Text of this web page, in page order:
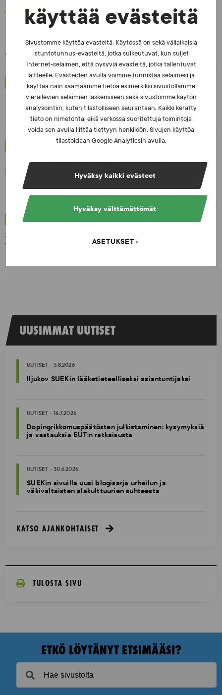
käyttää evästeitä
Sivustomme käyttää evästeitä. Käytössä on sekä väliaikaisia
istuntotunnus-evästeitä, jotka sulkeutuvat, kun suljet
Internet-selaimen, että pysyviä evästeitä, jotka tallentuvat
laitteelle. Evästeiden avulla voimme tunnistaa selaimesi ja
käyttää näin saamaamme tietoa esimerkiksi sivustollamme
vierailevien selaimien laskemiseen sekä sivustomme käytön
analysointiin, kuten tilastolliseen seurantaan. Kaikki kerätty
tieto on nimetöntä, eikä verkossa suoritettuja toimintoja
voida sen avulla liittää tiettyyn henkilöön. Sivujen käyttöä
tilastoidaan Google Analyticsin avulla.
Hyväksy kaikki evästeet
Hyväksy välttämättömät
ASETUKSET
Aiheeseen liittyvää:
UUTISET - 5.8.2026
Iljukov SUEKin lääketieteelliseksi asiantuntijaksi
Dopingrikkomuspäätösten julkistaminen:
kysymyksiä ja vastauksia EUT:n ratkaisusta
UUTISET - 30.6.2026
SUEKin sivuilla uusi blogisarja urheilun ja
väkivaltaisten alakulttuurien suhteesta
UUSIMMAT UUTISET
UUTISET - 5.8.2026
Iljukov SUEKin lääketieteelliseksi asiantuntijaksi
UUTISET - 16.7.2026
Dopingrikkomuspäätösten julkistaminen: kysymyksiä
ja vastauksia EUT:n ratkaisusta
UUTISET - 30.6.2026
SUEKin sivuilla uusi blogisarja urheilun ja
väkivaltaisten alakulttuurien suhteesta
KATSO AJANKOHTAISET
TULOSTA SIVU
ETKÖ LÖYTÄNYT ETSIMÄÄSI?